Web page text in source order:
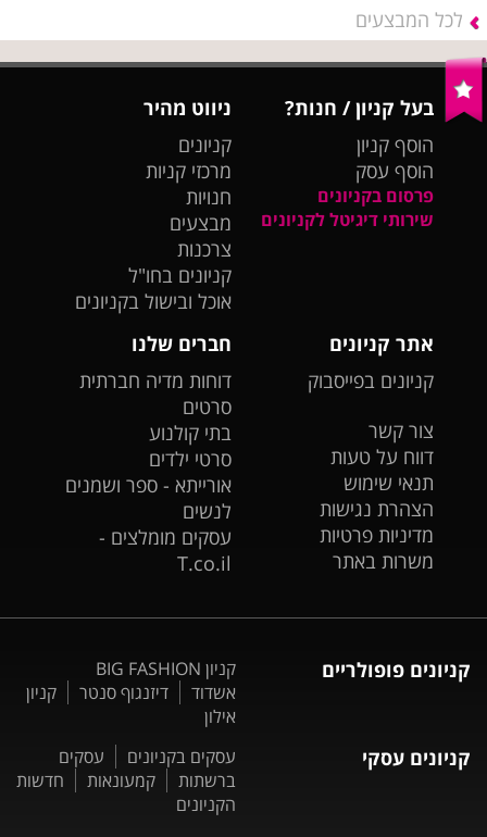
לכל המבצעים
בעל קניון / חנות?
הוסף קניון
הוסף עסק
פרסום בקניונים
שירותי דיגיטל לקניונים
ניווט מהיר
קניונים
מרכזי קניות
חנויות
מבצעים
צרכנות
קניונים בחו"ל
אוכל ובישול בקניונים
אתר קניונים
קניונים בפייסבוק
צור קשר
דווח על טעות
תנאי שימוש
הצהרת נגישות
מדיניות פרטיות
משרות באתר
חברים שלנו
דוחות מדיה חברתית
סרטים
בתי קולנוע
סרטי ילדים
אורייתא - ספר ושמנים
לנשים
עסקים מומלצים -
T.co.il
קניונים פופולריים
קניון BIG FASHION
אשדוד
דיזנגוף סנטר
קניון
אילון
קניונים עסקי עסקים בקניונים
עסקים
ברשתות
קמעונאות
חדשות
הקניונים